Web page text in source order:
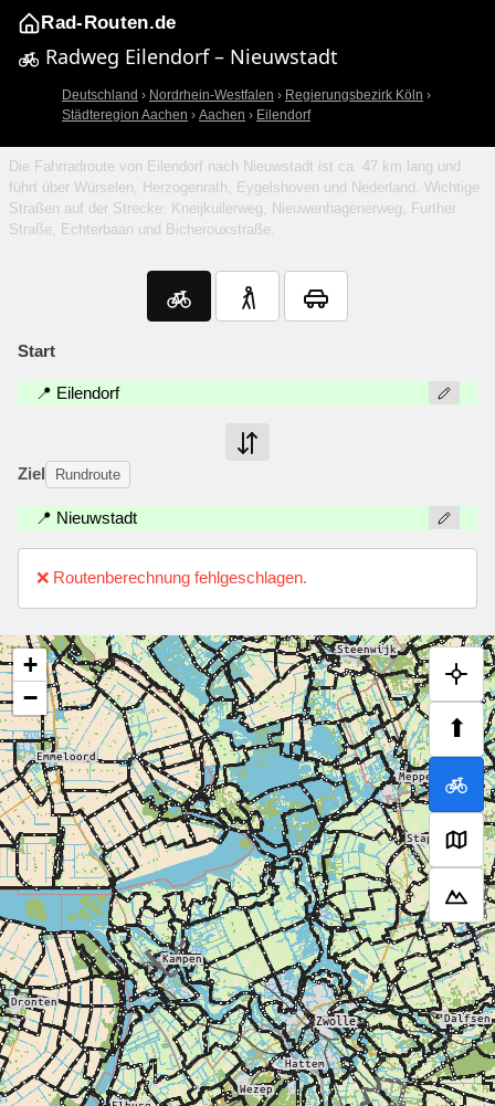
Rad-Routen.de
Radweg Eilendorf – Nieuwstadt
Deutschland › Nordrhein-Westfalen › Regierungsbezirk Köln ›
Städteregion Aachen › Aachen › Eilendorf
Die Fahrradroute von Eilendorf nach Nieuwstadt ist ca. 47 km lang und
führt über Würselen, Herzogenrath, Eygelshoven und Nederland. Wichtige
Straßen auf der Strecke: Kneijkuilerweg, Nieuwenhagenerweg, Further
Straße, Echterbaan und Bicherouxstraße.
Start
📍 Eilendorf
Ziel Rundroute
📍 Nieuwstadt
❌ Routenberechnung fehlgeschlagen.
⬆
+
−